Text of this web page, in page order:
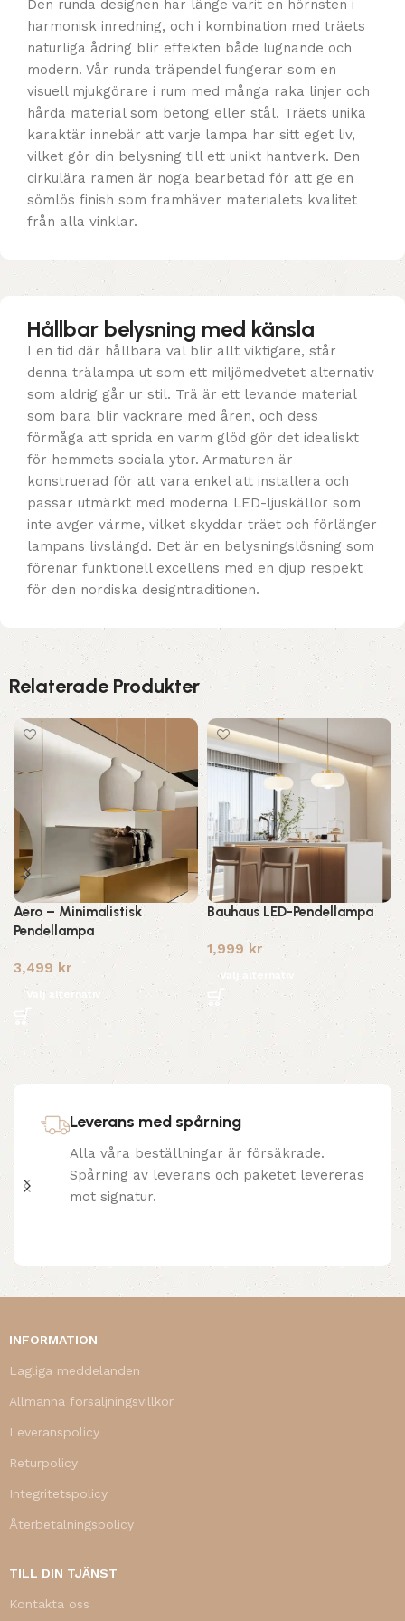
Den runda designen har länge varit en hörnsten i
harmonisk inredning, och i kombination med träets
naturliga ådring blir effekten både lugnande och
modern. Vår runda träpendel fungerar som en
visuell mjukgörare i rum med många raka linjer och
hårda material som betong eller stål. Träets unika
karaktär innebär att varje lampa har sitt eget liv,
vilket gör din belysning till ett unikt hantverk. Den
cirkulära ramen är noga bearbetad för att ge en
sömlös finish som framhäver materialets kvalitet
från alla vinklar.
Hållbar belysning med känsla
I en tid där hållbara val blir allt viktigare, står
denna trälampa ut som ett miljömedvetet alternativ
som aldrig går ur stil. Trä är ett levande material
som bara blir vackrare med åren, och dess
förmåga att sprida en varm glöd gör det idealiskt
för hemmets sociala ytor. Armaturen är
konstruerad för att vara enkel att installera och
passar utmärkt med moderna LED-ljuskällor som
inte avger värme, vilket skyddar träet och förlänger
lampans livslängd. Det är en belysningslösning som
förenar funktionell excellens med en djup respekt
för den nordiska designtraditionen.
Relaterade Produkter
Aero – Minimalistisk
Pendellampa
3,499 kr
Välj alternativ
Bauhaus LED-Pendellampa
1,999 kr
Välj alternativ
Leverans med spårning
Alla våra beställningar är försäkrade.
Spårning av leverans och paketet levereras
mot signatur.
INFORMATION
Lagliga meddelanden
Allmänna försäljningsvillkor
Leveranspolicy
Returpolicy
Integritetspolicy
Återbetalningspolicy
TILL DIN TJÄNST
Kontakta oss